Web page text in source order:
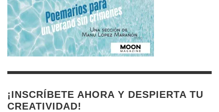
¡INSCRÍBETE AHORA Y DESPIERTA TU
CREATIVIDAD!